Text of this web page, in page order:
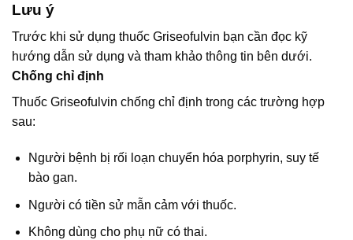
Lưu ý
Trước khi sử dụng thuốc Griseofulvin bạn cần đọc kỹ
hướng dẫn sử dụng và tham khảo thông tin bên dưới.
Chống chỉ định
Thuốc Griseofulvin chống chỉ định trong các trường hợp
sau:
Người bệnh bị rối loạn chuyển hóa porphyrin, suy tế
bào gan.
Người có tiền sử mẫn cảm với thuốc.
Không dùng cho phụ nữ có thai.